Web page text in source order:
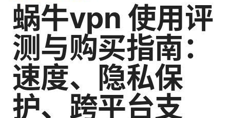
蜗牛vpn 使用评
测与购买指南：
速度、隐私保
护、跨平台支